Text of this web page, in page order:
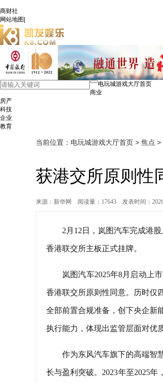
商财社
网站地图
电玩城游戏大厅首页
商业
房产
科技
企业
教育
当前位置： 电玩城游戏大厅首页 > 焦点 >
获港交所原则性
来源：新华网 阅读量：17643 发表时间：
2月12日，岚图汽车完成港
香港联交所主板正式挂牌。
岚图汽车2025年8月启动上
香港联交所原则性同意。历时仅
全部前置合规准备，创下央企新
执行能力，体现出监管层面对优
作为东风汽车旗下的高端智
长与盈利突破。2023年至2025年